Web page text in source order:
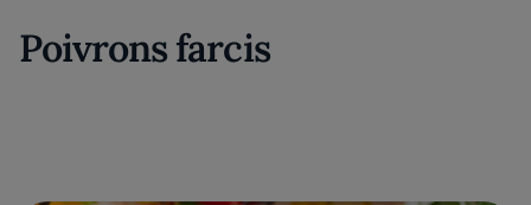
Poivrons farcis